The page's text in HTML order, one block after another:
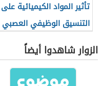
تأثير المواد الكيميائية على
التنسيق الوظيفي العصبي
الزوار شاهدوا أيضاً